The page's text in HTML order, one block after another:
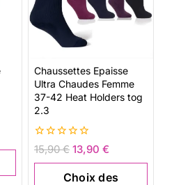
Chaussettes Epaisse
Ultra Chaudes Femme
37-42 Heat Holders tog
2.3
0
de
5
15,90€ 13,90 €
Choix des